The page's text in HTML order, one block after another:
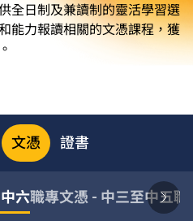
全日制及兼讀制的靈活學習選
能力報讀相關的文憑課程，獲
文憑 證書
六職專文憑 - 中三至中五職